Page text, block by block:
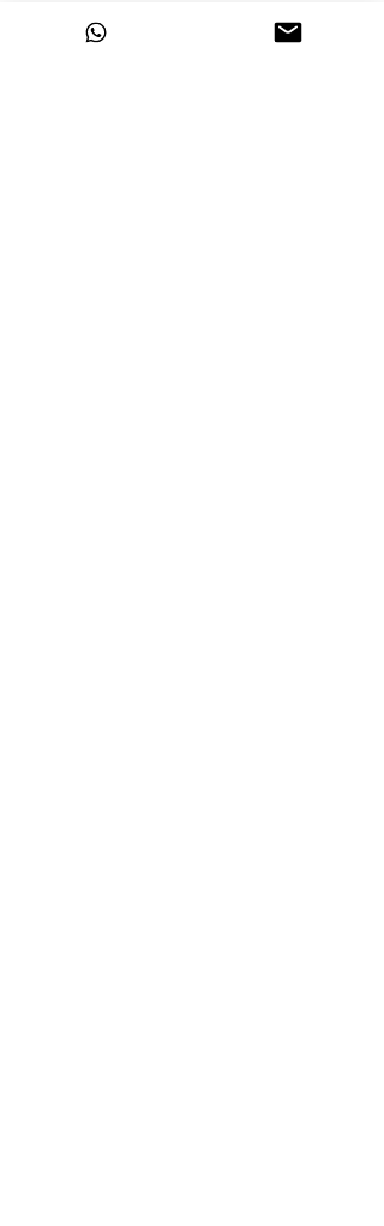
más alto rendimiento y desempeño